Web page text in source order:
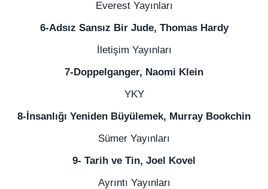
Everest Yayınları
6-Adsız Sansız Bir Jude, Thomas Hardy
İletişim Yayınları
7-Doppelganger, Naomi Klein
YKY
8-İnsanlığı Yeniden Büyülemek, Murray Bookchin
Sümer Yayınları
9- Tarih ve Tin, Joel Kovel
Ayrıntı Yayınları